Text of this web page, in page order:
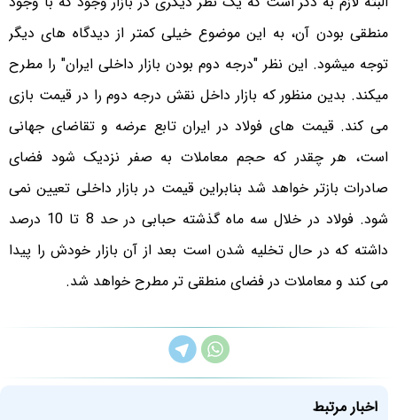
منطقی بودن آن، به این موضوع خیلی کمتر از دیدگاه های دیگر
توجه میشود. این نظر "درجه دوم بودن بازار داخلی ایران" را مطرح
میکند. بدین منظور که بازار داخل نقش درجه دوم را در قیمت بازی
می کند. قیمت های فولاد در ایران تابع عرضه و تقاضای جهانی
است، هر چقدر که حجم معاملات به صفر نزدیک شود فضای
صادرات بازتر خواهد شد بنابراین قیمت در بازار داخلی تعیین نمی
شود. فولاد در خلال سه ماه گذشته حبابی در حد 8 تا 10 درصد
داشته که در حال تخلیه شدن است بعد از آن بازار خودش را پیدا
می کند و معاملات در فضای منطقی تر مطرح خواهد شد.
اخبار مرتبط